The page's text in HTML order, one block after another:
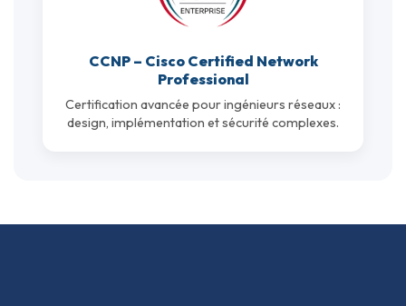
CCNP – Cisco Certified Network
Professional
Certification avancée pour ingénieurs réseaux :
design, implémentation et sécurité complexes.